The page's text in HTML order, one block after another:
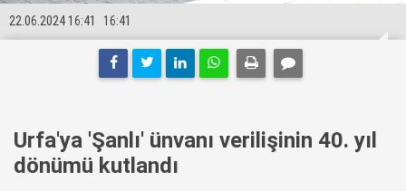
16:41
22.06.2024 16:41
Urfa'ya 'Şanlı' ünvanı verilişinin 40. yıl
dönümü kutlandı